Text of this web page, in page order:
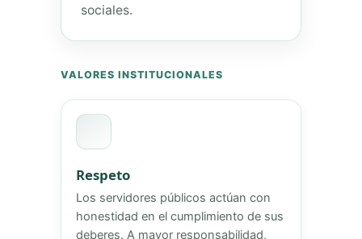
sociales.
VALORES INSTITUCIONALES
Respeto
Los servidores públicos actúan con
honestidad en el cumplimiento de sus
deberes. A mayor responsabilidad,